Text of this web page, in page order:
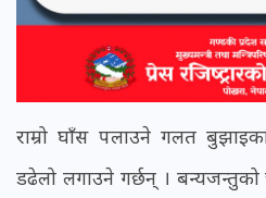
राम्रो घाँस पलाउने गलत
डढेलो लगाउने गर्छन् । बन्यजन्तुको